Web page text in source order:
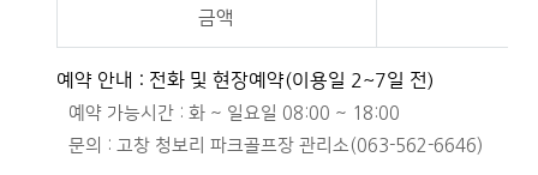
금액
예약 안내 : 전화 및 현장예약(이용일 2~7일 전)
예약 가능시간 : 화 ~ 일요일 08:00 ~ 18:00
문의 : 고창 청보리 파크골프장 관리소(063-562-6646)